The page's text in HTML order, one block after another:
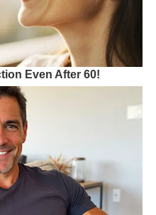
Even After 60!